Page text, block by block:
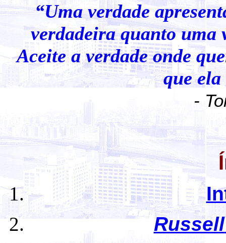
“Uma verdade
verdadeira quanto uma
Aceite a verdade onde
que
-
Russell